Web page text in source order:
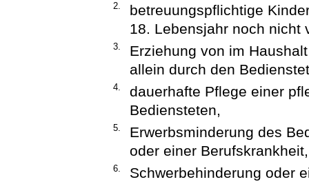
2.
betreuungspflichtige
18. Lebensjahr noch nicht
3.
Erziehung von im
allein durch den
4.
dauerhafte Pflege einer
Bediensteten,
5.
Erwerbsminderung des
oder einer Berufskrankheit,
6. Schwerbehinderung oder